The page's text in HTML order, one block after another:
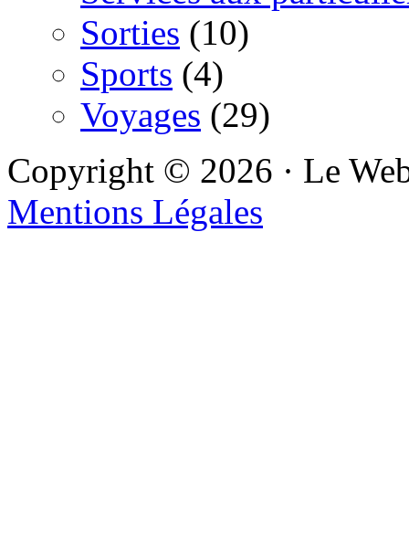
Sorties (10)
Sports (4)
Voyages (29)
Copyright © 2026 · Le
Mentions Légales